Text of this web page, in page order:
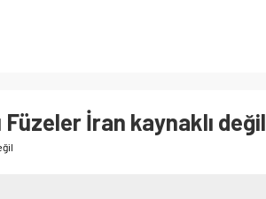
İran kaynaklı değil